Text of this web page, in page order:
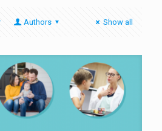
Authors Show all